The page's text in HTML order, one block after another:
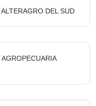
ALTERAGRO DEL SUD
AGROPECUARIA